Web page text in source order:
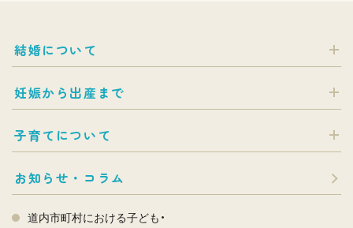
結婚について
妊娠から出産まで
子育てについて
お知らせ・コラム
道内市町村における子ども・